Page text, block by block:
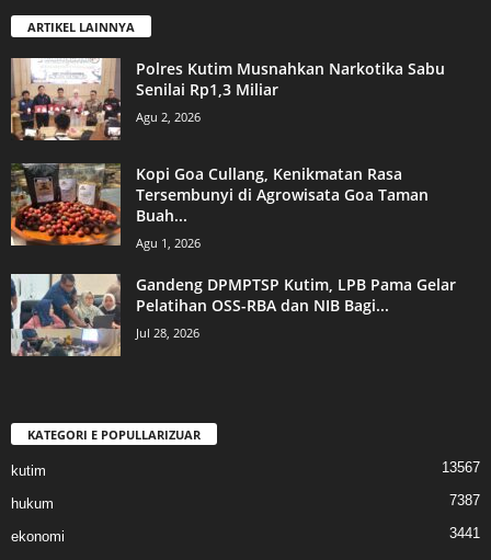
ARTIKEL LAINNYA
Polres Kutim Musnahkan Narkotika Sabu
Senilai Rp1,3 Miliar
Agu 2, 2026
Kopi Goa Cullang, Kenikmatan Rasa
Tersembunyi di Agrowisata Goa Taman
Buah...
Agu 1, 2026
Gandeng DPMPTSP Kutim, LPB Pama Gelar
Pelatihan OSS-RBA dan NIB Bagi...
Jul 28, 2026
KATEGORI E POPULLARIZUAR
kutim 13567
hukum 7387
ekonomi
3441